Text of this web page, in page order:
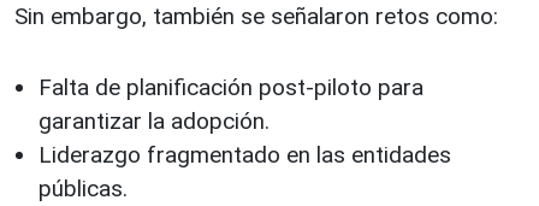
Sin embargo, también se señalaron retos como:
Falta de planificación post-piloto para
garantizar la adopción.
Liderazgo fragmentado en las entidades
públicas.